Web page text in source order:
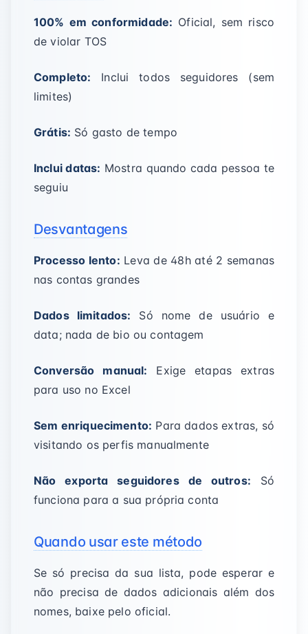
100% em conformidade: Oficial, sem risco
de violar TOS
Completo: Inclui todos seguidores (sem
limites)
Grátis: Só gasto de tempo
Inclui datas: Mostra quando cada pessoa te
seguiu
Desvantagens
Processo lento: Leva de 48h até 2 semanas
nas contas grandes
Dados limitados: Só nome de usuário e
data; nada de bio ou contagem
Conversão manual: Exige etapas extras
para uso no Excel
Sem enriquecimento: Para dados extras, só
visitando os perfis manualmente
Não exporta seguidores de outros: Só
funciona para a sua própria conta
Quando usar este método
Se só precisa da sua lista, pode esperar e
não precisa de dados adicionais além dos
nomes, baixe pelo oficial.